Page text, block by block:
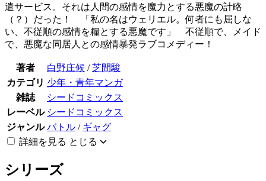
遣サービス。それは人間の感情を魔力とする悪魔の計略
（？）だった！ 「私の名はウェリエル。何者にも屈しな
い、不従順の感情を糧とする悪魔です」 不従順で、メイド
で、悪魔な同居人との感情暴発ラブコメディー！
著者 白野庄候 /芝間駿
カテゴリ 少年・青年マンガ
雑誌
シードコミックス
レーベル シードコミックス
ジャンル バトル / ギャグ
詳細を見る とじる
シリーズ